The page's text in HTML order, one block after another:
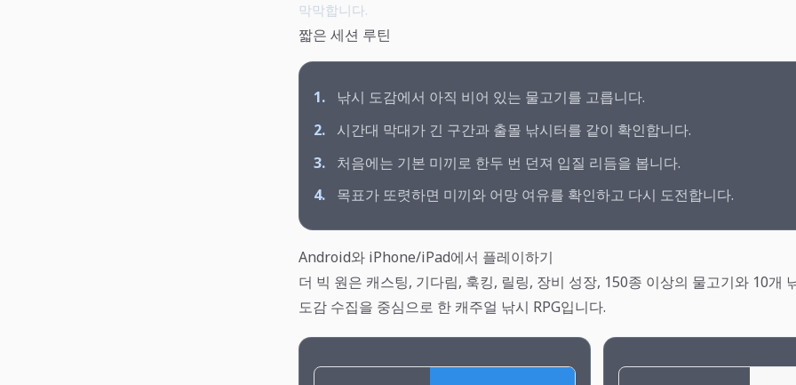
막막합니다.
짧은 세션 루틴
1.
낚시 도감에서 아직 비어 있는 물고기를 고릅니다.
2.
시간대 막대가 긴 구간과 출몰 낚시터를 같이 확인합니다.
3.
처음에는 기본 미끼로 한두 번 던져 입질 리듬을 봅니다.
4.
목표가 또렷하면 미끼와 어망 여유를 확인하고 다시 도전합니다.
Android와 iPhone/iPad에서 플레이하기
더 빅 원은 캐스팅, 기다림, 훅킹, 릴링, 장비 성장, 150종 이상의 물고기와 10개
도감 수집을 중심으로 한 캐주얼 낚시 RPG입니다.